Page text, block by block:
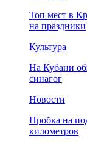
Топ мест в
на праздники
Культура
На Кубани
синагог
Новости
Пробка на
километров